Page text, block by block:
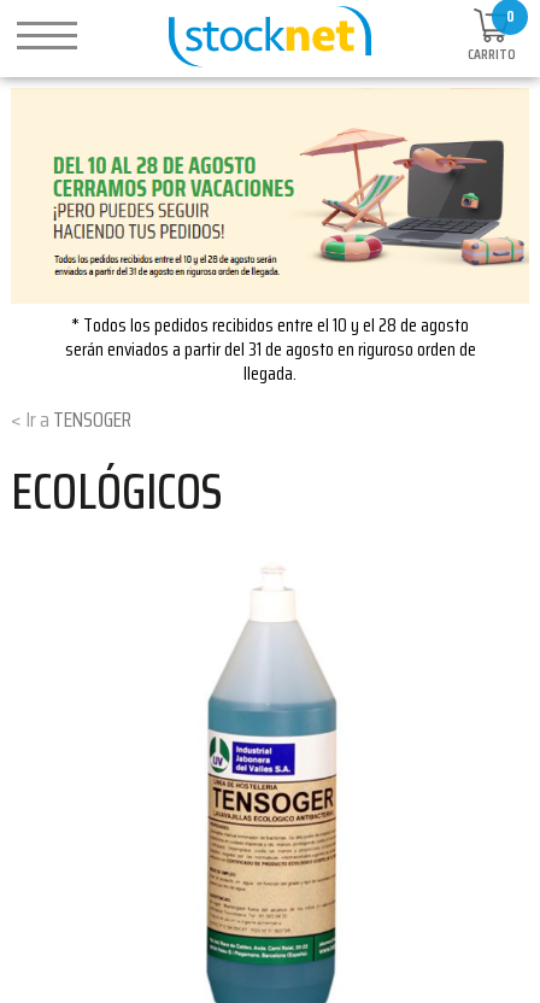
0
CARRITO
* Todos los pedidos recibidos entre el 10 y el 28 de agosto
serán enviados a partir del 31 de agosto en riguroso orden de
llegada.
TENSOGER
ECOLÓGICOS